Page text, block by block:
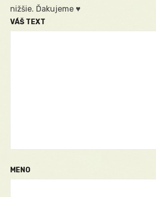
nižšie. Ďakujeme ♥
VÁŠ TEXT
MENO